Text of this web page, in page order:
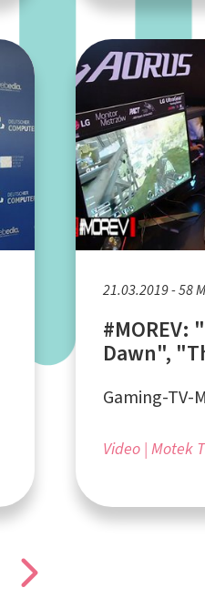
21.03.2019 - 58
#MOREV:
Dawn",
Katowice
Gaming-TV-
Video Motek